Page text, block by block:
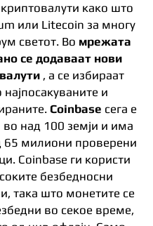
како што
или Litecoin за многу
светот. Во мрежата
се додаваат нови
, а се избираат
најпосакуваните и
Coinbase сега е
во над 100 земји и има
65 милиони проверени
Coinbase ги користи
безбедносни
така што монетите се
во секое време,